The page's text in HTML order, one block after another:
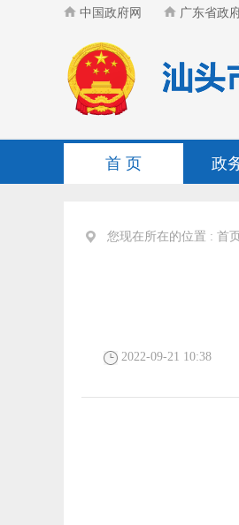
中国政府网 广东省政
首 页 政
您现在所在的位置 : 首页
2022-09-21 10:38